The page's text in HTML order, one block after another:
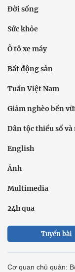
Đời sống
Sức khỏe
Ô tô xe máy
Bất động sản
Tuần Việt Nam
Giảm nghèo bền
Dân tộc thiểu số
English
Ảnh
Multimedia
24h qua
Tuyến bài
Cơ quan chủ quản: